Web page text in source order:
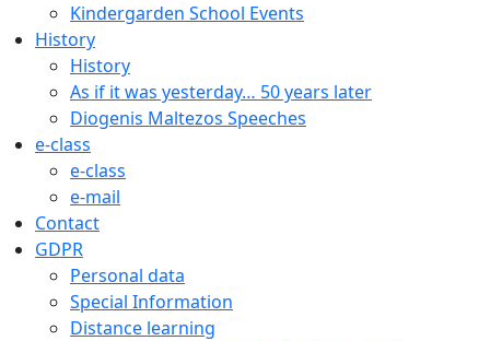
Kindergarden School Events
History
History
As if it was yesterday… 50 years later
Diogenis Maltezos Speeches
e-class
e-class
e-mail
Contact
GDPR
Personal data
Special Information
Distance learning